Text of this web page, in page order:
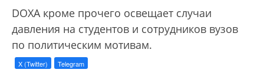
DOXA кроме прочего освещает случаи
давления на студентов и сотрудников вузов
по политическим мотивам.
X (Twitter) Telegram